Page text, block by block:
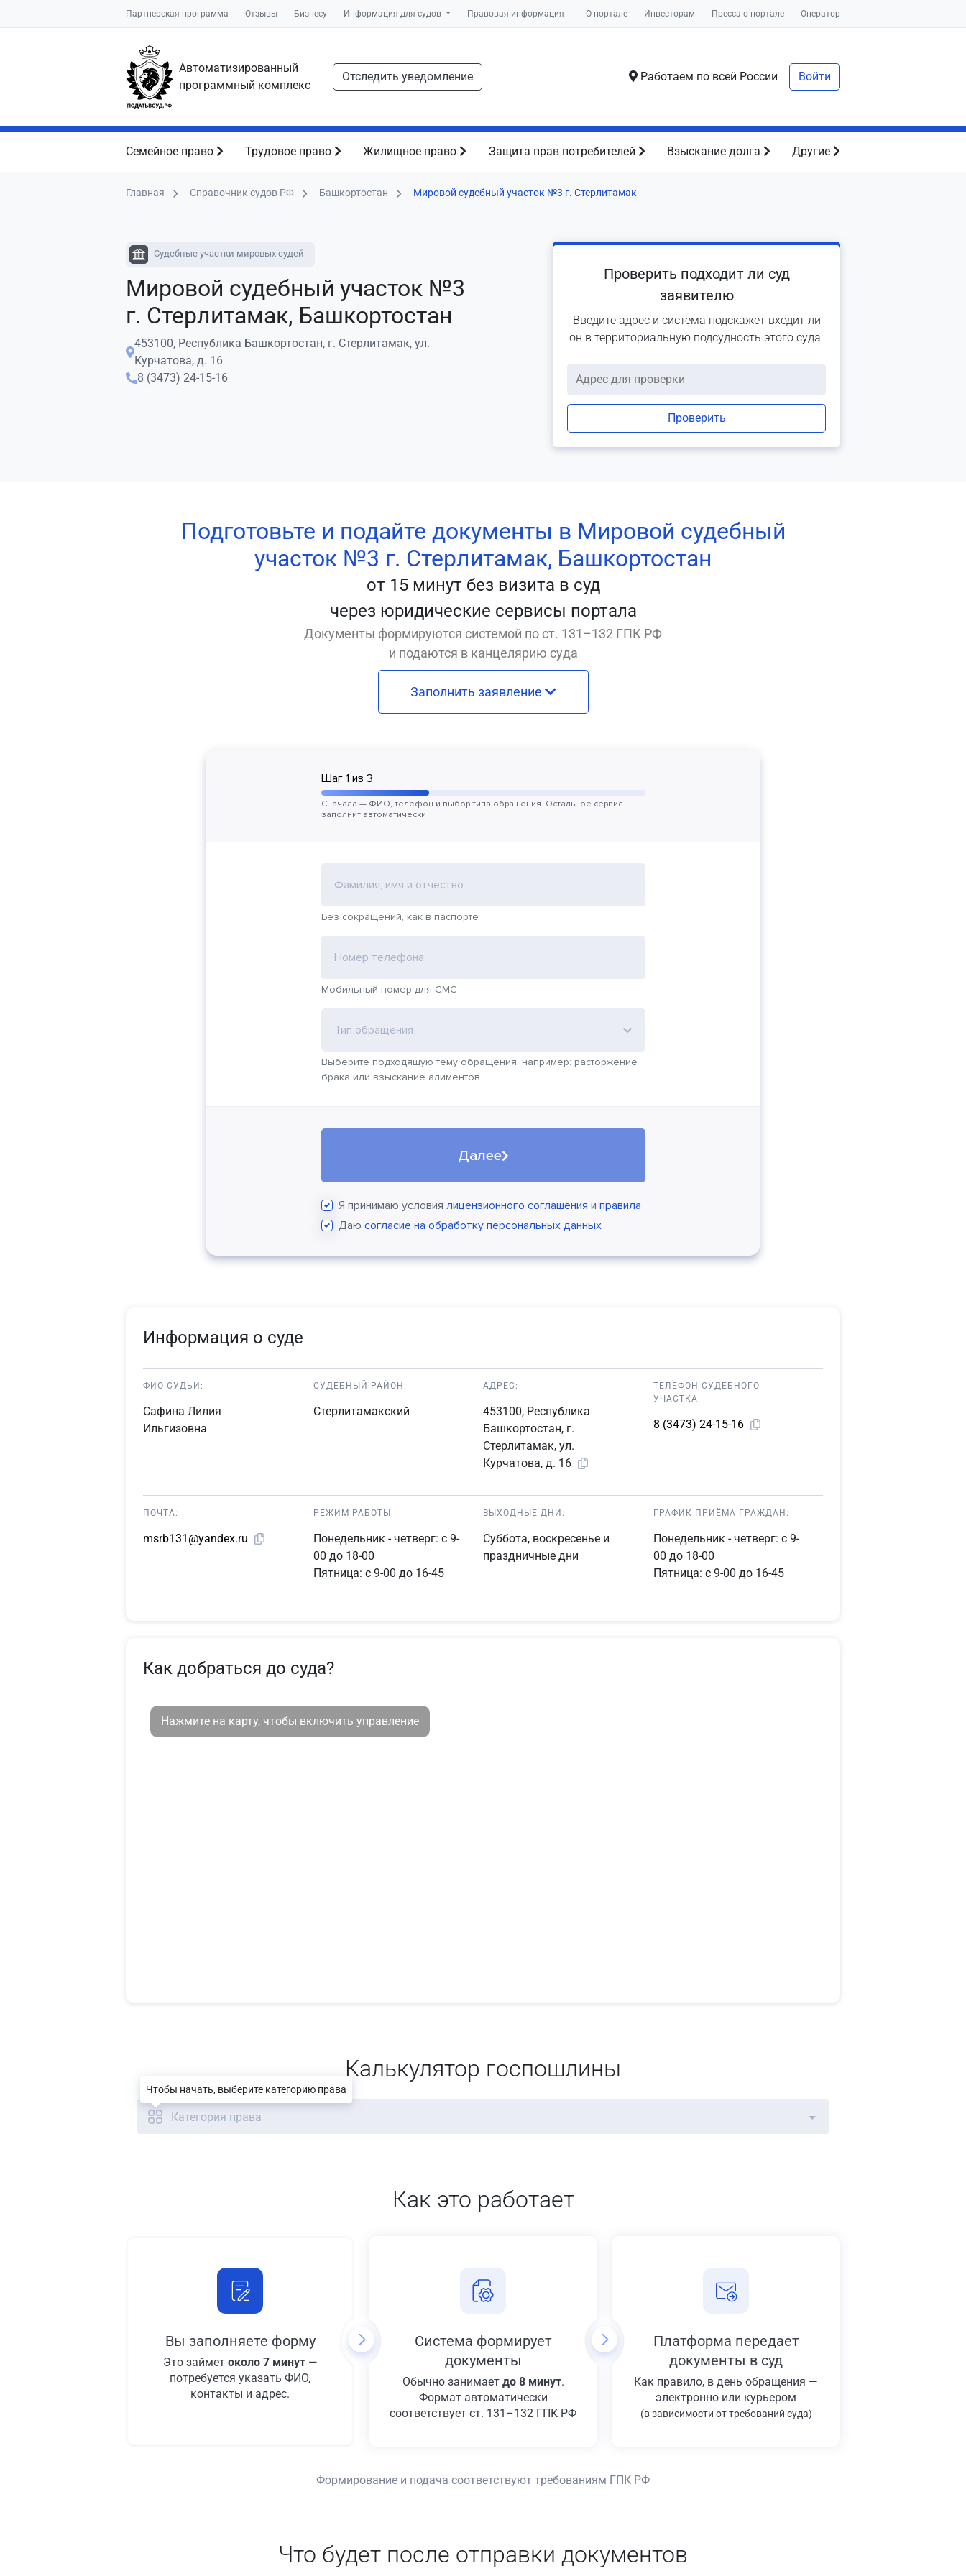
Партнерская программа Отзывы Бизнесу Информация для судов Правовая информация О портале Инвесторам Пресса о портале Оператор
Автоматизированный
программный комплекс
Отследить уведомление Работаем по всей России Войти
Семейное право Трудовое право Жилищное право Защита прав потребителей Взыскание долга Другие
Главная Справочник судов РФ Башкортостан Мировой судебный участок №3 г. Стерлитамак
Судебные участки мировых судей
Мировой судебный участок №3
г. Стерлитамак, Башкортостан
453100, Республика Башкортостан, г. Стерлитамак, ул.
Курчатова, д. 16
8 (3473) 24-15-16
Проверить подходит ли суд
заявителю
Введите адрес и система подскажет входит ли
он в территориальную подсудность этого суда.
Проверить
Подготовьте и подайте документы в Мировой судебный
участок №3 г. Стерлитамак, Башкортостан
от 15 минут без визита в суд
через юридические сервисы портала
Документы формируются системой по ст. 131–132 ГПК РФ
и подаются в канцелярию суда
Заполнить заявление
Шаг 1 из 3
Сначала — ФИО, телефон и выбор типа обращения. Остальное сервис
заполнит автоматически
Фамилия, имя и отчество
Без сокращений, как в паспорте
Номер телефона
Мобильный номер для СМС
Тип обращения
Выберите подходящую тему обращения, например: расторжение
брака или взыскание алиментов
Далее
Я принимаю условия лицензионного соглашения и правила
Даю согласие на обработку персональных данных
Информация о суде
ФИО СУДЬИ:
Сафина Лилия
Ильгизовна
СУДЕБНЫЙ РАЙОН:
Стерлитамакский
АДРЕС:
453100, Республика
Башкортостан, г.
Стерлитамак, ул.
Курчатова, д. 16
ТЕЛЕФОН СУДЕБНОГО
УЧАСТКА:
8 (3473) 24-15-16
ПОЧТА:
msrb131@yandex.ru
РЕЖИМ РАБОТЫ:
Понедельник - четверг: с 9-
00 до 18-00
Пятница: с 9-00 до 16-45
ВЫХОДНЫЕ ДНИ:
Суббота, воскресенье и
праздничные дни
ГРАФИК ПРИЁМА ГРАЖДАН:
Понедельник - четверг: с 9-
00 до 18-00
Пятница: с 9-00 до 16-45
Как добраться до суда?
Нажмите на карту, чтобы включить управление
Калькулятор госпошлины
Категория права
Как это работает
Вы заполняете форму
Это займет около 7 минут—
потребуется указать ФИО,
контакты и адрес.
Система формирует
документы
Обычно занимает до 8 минут.
Формат автоматически
соответствует ст. 131–132 ГПК РФ
Платформа передает
документы в суд
Как правило, в день обращения —
электронно или курьером
(в зависимости от требований суда)
Формирование и подача соответствуют требованиям ГПК РФ
Что будет после отправки документов
Чтобы начать, выберите категорию права